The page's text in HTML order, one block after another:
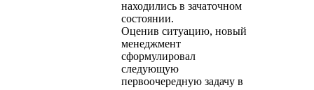
находились в зачаточном
состоянии.
Оценив ситуацию, новый
менеджмент
сформулировал
следующую
первоочередную задачу в